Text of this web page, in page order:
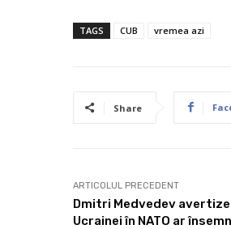
TAGS CUB vremea azi
Share
ARTICOLUL PRECEDENT
Dmitri Medvedev
Ucrainei în NATO ar